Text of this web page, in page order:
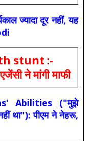
ज्यादा दूर नहीं, यह
stunt :-
ने मांगी माफी
Abilities ("मुझे
था"): पीएम ने नेहरू,